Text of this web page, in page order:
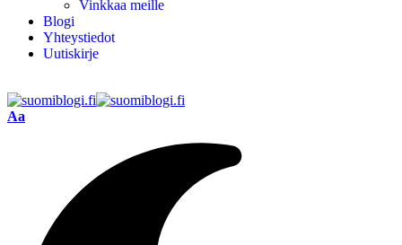
Vinkkaa meille
Blogi
Yhteystiedot
Uutiskirje
Aa